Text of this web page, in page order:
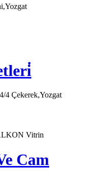
4 Çekerek,Yozgat
Vitrin
Cam